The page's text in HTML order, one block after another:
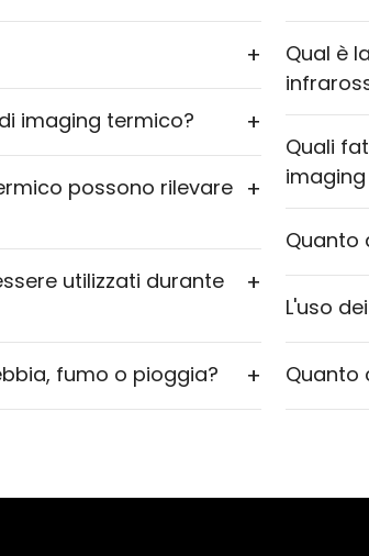
+
imaging termico? +
possono rilevare +
utilizzati durante
+
fumo o pioggia? +
Qual è
Quali
Quanto
L'uso
Quanto